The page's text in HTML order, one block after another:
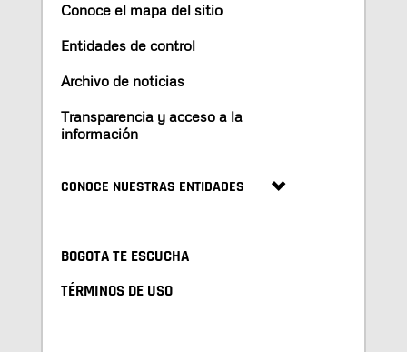
Conoce el mapa del sitio
Entidades de control
Archivo de noticias
Transparencia y acceso a la
información
CONOCE NUESTRAS ENTIDADES
BOGOTA TE ESCUCHA
TÉRMINOS DE USO